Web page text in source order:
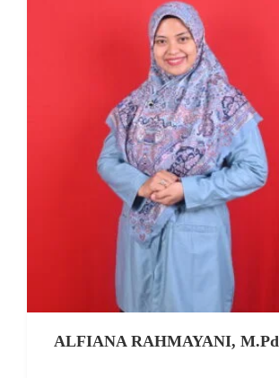
ALFIANA RAHMAYANI, M.Pd